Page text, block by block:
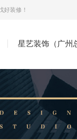
好装修！
星艺装饰（广州